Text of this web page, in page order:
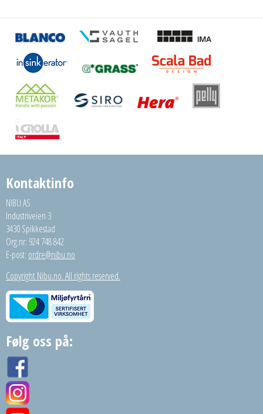
Kontaktinfo
NIBU AS
Industriveien 3
3430 Spikkestad
Org.nr: 924 748 842
E-post: ordre@nibu.no
Copyright Nibu.no. All rights reserved.
Følg oss på: